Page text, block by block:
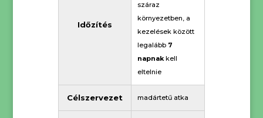
Időzítés
száraz
környezetben, a
kezelések között
legalább 7
napnakkell
eltelnie
Célszervezet madártetű atka